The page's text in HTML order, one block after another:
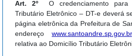
Art. 2º O credenciamento
Tributário Eletrônico – DT-e deverá
página eletrônica da Prefeitura de
endereço www.santoandre.sp.gov.br
relativa ao Domicílio Tributário